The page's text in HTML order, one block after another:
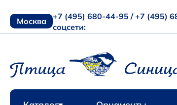
Москва +7 (495) 680-44-95 / +7 (495)
соцсети: